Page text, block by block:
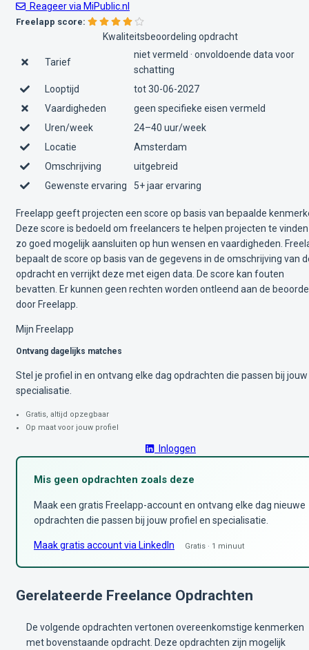
Reageer via MiPublic.nl
Freelapp score:
Kwaliteitsbeoordeling opdracht
Tarief
niet vermeld · onvoldoende data voor
schatting
Looptijd
tot 30-06-2027
Vaardigheden
geen specifieke eisen vermeld
Uren/week
24–40 uur/week
Locatie
Amsterdam
Omschrijving
uitgebreid
Gewenste ervaring
5+ jaar ervaring
Freelapp geeft projecten een score op basis van bepaalde
Deze score is bedoeld om freelancers te helpen projecten te
zo goed mogelijk aansluiten op hun wensen en vaardigheden.
bepaalt de score op basis van de gegevens in de omschrijving van
opdracht en verrijkt deze met eigen data. De score kan fouten
bevatten. Er kunnen geen rechten worden ontleend aan de
door Freelapp.
Mijn Freelapp
Ontvang dagelijks matches
Stel je profiel in en ontvang elke dag opdrachten die passen bij jouw
specialisatie.
Gratis, altijd opzegbaar
Op maat voor jouw profiel
Inloggen
Mis geen opdrachten zoals deze
Maak een gratis Freelapp-account en ontvang elke dag nieuwe
opdrachten die passen bij jouw profiel en specialisatie.
Maak gratis account via LinkedIn Gratis · 1 minuut
Gerelateerde Freelance Opdrachten
De volgende opdrachten vertonen overeenkomstige kenmerken
met bovenstaande opdracht. Deze opdrachten zijn mogelijk